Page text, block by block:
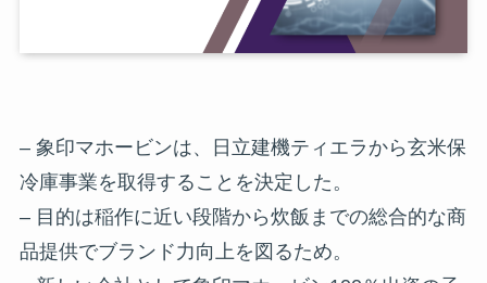
– 象印マホービンは、日立建機ティエラから玄米保
冷庫事業を取得することを決定した。
– 目的は稲作に近い段階から炊飯までの総合的な商
品提供でブランド力向上を図るため。